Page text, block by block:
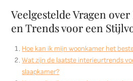
Veelgestelde Vragen
en Trends voor een
Hoe kan ik mijn woonkamer het
Wat zijn de laatste interieurtrends
slaapkamer?